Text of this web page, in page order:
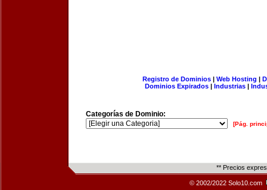
Registro de Dominios| Web Hosting |
Dominios Expirados | Industrias |
Categorías de Dominio:
[Pág.
** Precios
© 2002/2022 Solo10.com